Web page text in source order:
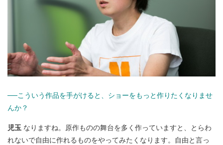
──こういう作品を手がけると、ショーをもっと作りたくなりませ
んか？
児玉 なりますね。原作ものの舞台を多く作っていますと、とらわ
れないで自由に作れるものをやってみたくなります。自由と言っ